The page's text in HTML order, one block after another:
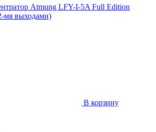
Atmung LFY-I-5A Full Edition
мя выходами)
В корзину